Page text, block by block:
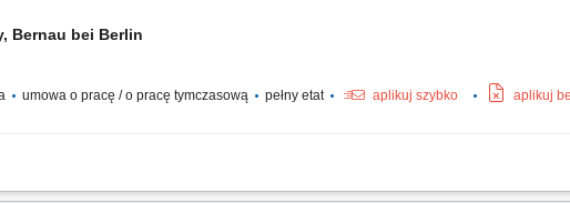
Bernau bei Berlin
umowa o pracę / o pracę tymczasową pełny etat aplikuj szybko aplikuj
wentylacyjnych, w tym kanałów powietrznych, urządzeń filtrujących oraz central